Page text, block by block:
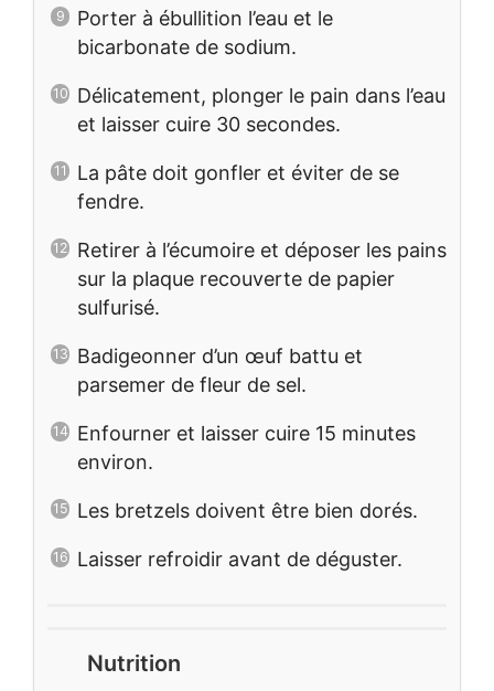
Porter à ébullition l’eau et le
bicarbonate de sodium.
Délicatement, plonger le pain dans l’eau
et laisser cuire 30 secondes.
La pâte doit gonfler et éviter de se
fendre.
Retirer à l’écumoire et déposer les pains
sur la plaque recouverte de papier
sulfurisé.
Badigeonner d’un œuf battu et
parsemer de fleur de sel.
Enfourner et laisser cuire 15 minutes
environ.
Les bretzels doivent être bien dorés.
Laisser refroidir avant de déguster.
Nutrition